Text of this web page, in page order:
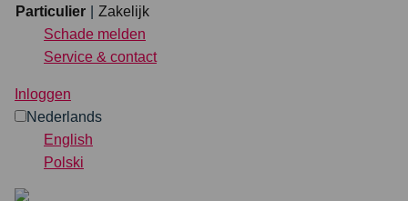
Ga verder naar content
Verzekeringen
Particulier
Zakelijk
Schade melden
Service & contact
Inloggen
Nederlands
English
Polski